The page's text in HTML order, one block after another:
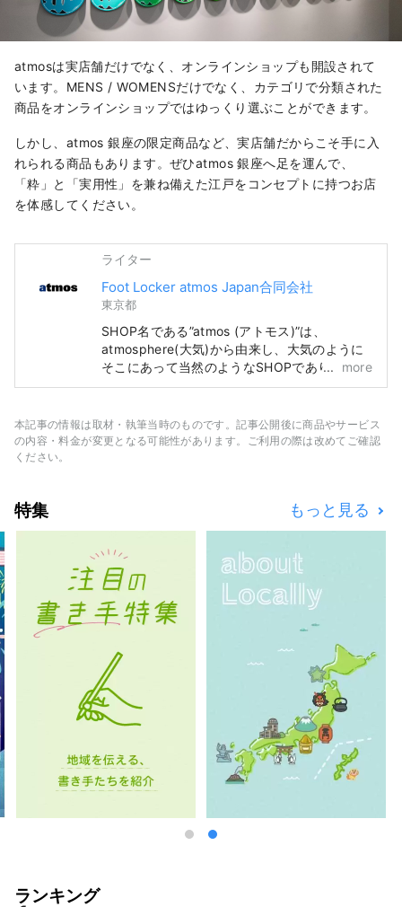
atmosは実店舗だけでなく、オンラインショップも開設されて
います。MENS / WOMENSだけでなく、カテゴリで分類された
商品をオンラインショップではゆっくり選ぶことができます。
しかし、atmos 銀座の限定商品など、実店舗だからこそ手に入
れられる商品もあります。ぜひatmos 銀座へ足を運んで、
「粋」と「実用性」を兼ね備えた江戸をコンセプトに持つお店
を体感してください。
ライター
Foot Locker atmos Japan合同会社
東京都
SHOP名である”atmos (アトモス)”は、
atmosphere(大気)から由来し、大気のように
そこにあって当然のようなSHOPでありた
い。“atmos”は、2000年、東京・原宿にヘッ
スニーカーをテーマに、店内はスニーカーウォ
ールを設置。ナショナルブランドとのコラボレ
more
本記事の情報は取材・執筆当時のものです。記事公開後に商品やサービス
の内容・料金が変更となる可能性があります。ご利用の際は改めてご確認
ください。
特集 もっと見る
ランキング